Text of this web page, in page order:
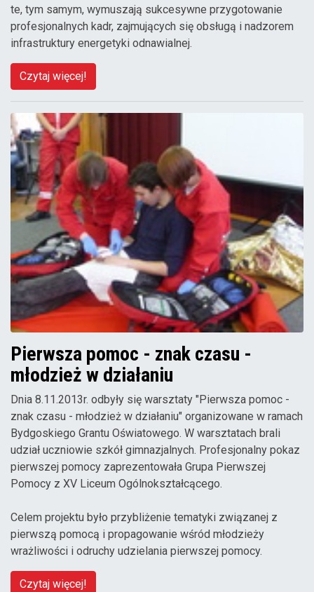
te, tym samym, wymuszają sukcesywne przygotowanie
profesjonalnych kadr, zajmujących się obsługą i nadzorem
infrastruktury energetyki odnawialnej.
Czytaj więcej!
Pierwsza pomoc - znak czasu -
młodzież w działaniu
Dnia 8.11.2013r. odbyły się warsztaty "Pierwsza pomoc -
znak czasu - młodzież w działaniu" organizowane w ramach
Bydgoskiego Grantu Oświatowego. W warsztatach brali
udział uczniowie szkół gimnazjalnych. Profesjonalny pokaz
pierwszej pomocy zaprezentowała Grupa Pierwszej
Pomocy z XV Liceum Ogólnokształcącego.
Celem projektu było przybliżenie tematyki związanej z
pierwszą pomocą i propagowanie wśród młodzieży
wrażliwości i odruchy udzielania pierwszej pomocy.
Czytaj więcej!